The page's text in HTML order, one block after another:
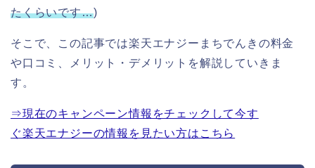
たくらいです…)
そこで、この記事では楽天エナジーまちでんきの料金
や口コミ、メリット・デメリットを解説していきま
す。
⇒現在のキャンペーン情報をチェックして今す
ぐ楽天エナジーの情報を見たい方はこちら